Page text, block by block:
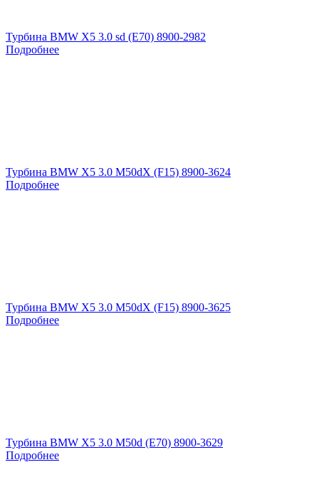
Турбина BMW X5 3.0 sd (E70) 8900-2982
Подробнее
Турбина BMW X5 3.0 M50dX (F15) 8900-3624
Подробнее
Турбина BMW X5 3.0 M50dX (F15) 8900-3625
Подробнее
Турбина BMW X5 3.0 M50d (E70) 8900-3629
Подробнее